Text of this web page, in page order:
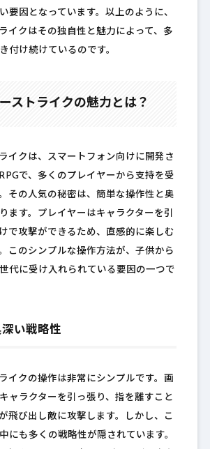
要因となっています。以上のように、
イクはその独自性と魅力によって、多
付け続けているのです。
ストライクの魅力とは？
イクは、スマートフォン向けに開発さ
で、多くのプレイヤーから支持を受
その人気の秘密は、簡単な操作性と奥
ます。プレイヤーはキャラクターを引
で攻撃ができるため、直感的に楽しむ
このシンプルな操作方法が、子供から
代に受け入れられている要因の一つで
い戦略性
イクの操作は非常にシンプルです。画
ャラクターを引っ張り、指を離すこと
飛び出し敵に攻撃します。しかし、こ
にも多くの戦略性が隠されています。